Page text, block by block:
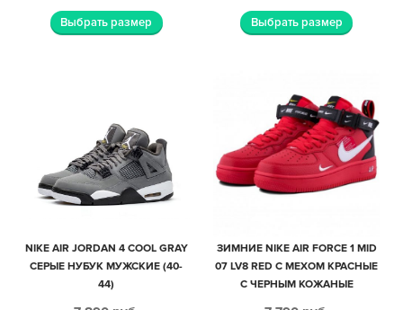
Выбрать размер Выбрать размер
NIKE AIR JORDAN 4 COOL GRAY
СЕРЫЕ НУБУК МУЖСКИЕ (40-
44)
ЗИМНИЕ NIKE AIR FORCE 1 MID
07 LV8 RED С МЕХОМ КРАСНЫЕ
С ЧЕРНЫМ КОЖАНЫЕ